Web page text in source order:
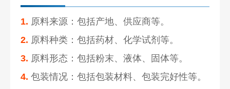
1. 原料来源：包括产地、供应商等。
2. 原料种类：包括药材、化学试剂等。
3. 原料形态：包括粉末、液体、固体等。
4. 包装情况：包括包装材料、包装完好性等。